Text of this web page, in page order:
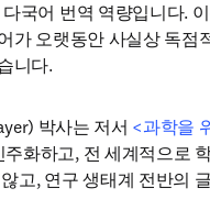
국어 번역 역량입니다.
오랫동안 사실상 독
니다.
박사는 저서 <과학을
화하고, 전 세계적으로
고, 연구 생태계 전반의